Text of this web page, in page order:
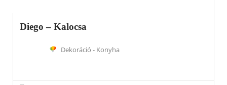
Diego – Kalocsa
Dekoráció - Konyha